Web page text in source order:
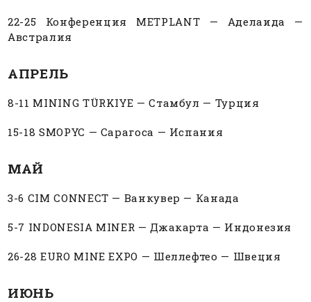
22-25 Конференция METPLANT — Аделаида —
Австралия
АПРЕЛЬ
8-11 MINING TÜRKIYE — Стамбул — Турция
15-18 SMOPYC — Сарагоса — Испания
МАЙ
3-6 CIM CONNECT — Ванкувер — Канада
5-7 INDONESIA MINER — Джакарта — Индонезия
26-28 EURO MINE EXPO — Шеллефтео — Швеция
ИЮНЬ